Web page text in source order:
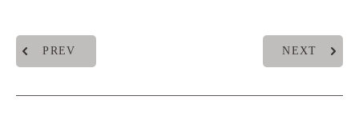
PREV NEXT